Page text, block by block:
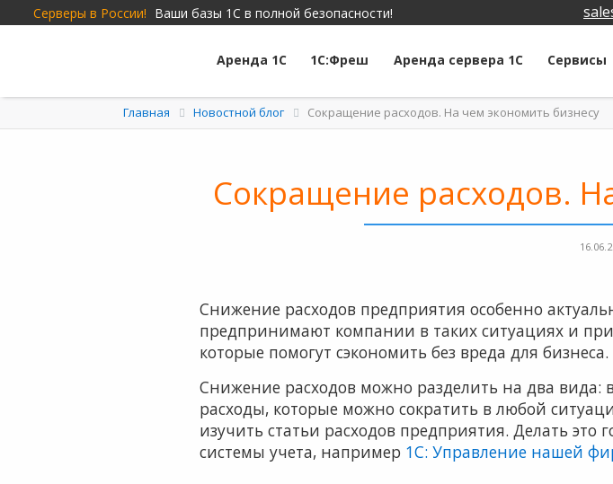
Серверы в России! Ваши базы 1С в полной безопасности!
Аренда 1С 1С:Фреш Аренда сервера 1С Сервисы
Главная Новостной блог Сокращение расходов. На чем экономить бизнесу
Сокращение расходов.
Снижение расходов предприятия особенно
предпринимают компании в таких ситуациях и
которые помогут сэкономить без вреда для бизнеса.
Снижение расходов можно разделить на два
расходы, которые можно сократить в любой
изучить статьи расходов предприятия. Делать это
системы учета, например 1С: Управление нашей